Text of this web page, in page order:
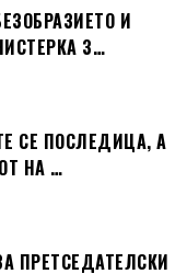
И
З…
СЕ ПОСЛЕДИЦА, А
НА …
ПРЕТСЕДАТЕЛСКИ